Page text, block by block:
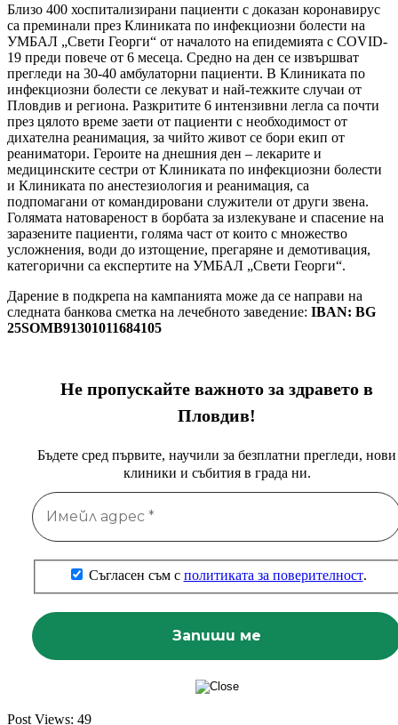
Близо 400 хоспитализирани пациенти с доказан коронавирус
са преминали през Клиниката по инфекциозни болести на
УМБАЛ „Свети Георги“ от началото на епидемията с COVID-
19 преди повече от 6 месеца. Средно на ден се извършват
прегледи на 30-40 амбулаторни пациенти. В Клиниката по
инфекциозни болести се лекуват и най-тежките случаи от
Пловдив и региона. Разкритите 6 интензивни легла са почти
през цялото време заети от пациенти с необходимост от
дихателна реанимация, за чийто живот се бори екип от
реаниматори. Героите на днешния ден – лекарите и
медицинските сестри от Клиниката по инфекциозни болести
и Клиниката по анестезиология и реанимация, са
подпомагани от командировани служители от други звена.
Голямата натовареност в борбата за излекуване и спасение на
заразените пациенти, голяма част от които с множество
усложнения, води до изтощение, прегаряне и демотивация,
категорични са експертите на УМБАЛ „Свети Георги“.
Дарение в подкрепа на кампанията може да се направи на
следната банкова сметка на лечебното заведение: IBAN: BG
25SOMB91301011684105
Не пропускайте важното за здравето в
Пловдив!
Бъдете сред първите, научили за безплатни прегледи, нови
клиники и събития в града ни.
Съгласен съм с политиката за поверителност.
Post Views: 49